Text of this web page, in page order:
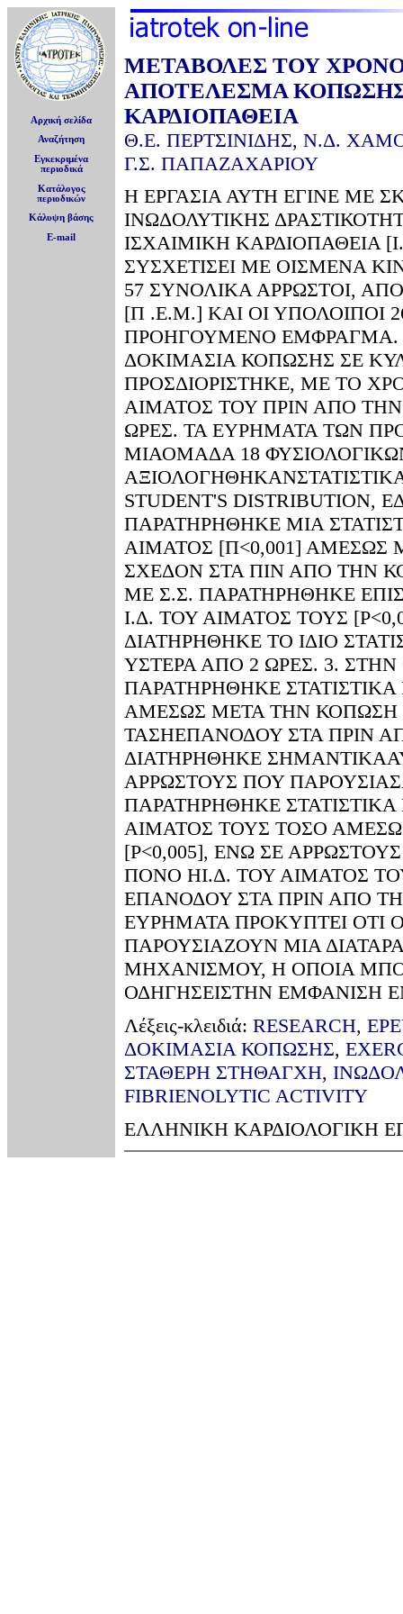
Αρχική σελίδα
Αναζήτηση
Εγκεκριμένα
περιοδικά
Κατάλογος
περιοδικών
Κάλυψη βάσης
E-mail
ΜΕΤΑΒΟΛΕΣ ΤΟΥ
ΑΠΟΤΕΛΕΣΜΑ
ΚΑΡΔΙΟΠΑΘΕΙΑ
Θ.Ε. ΠΕΡΤΣΙΝΙΔΗΣ, Ν.Δ.
Γ.Σ. ΠΑΠΑΖΑΧΑΡΙΟΥ
Η ΕΡΓΑΣΙΑ ΑΥΤΗ ΕΓΙΝΕ ΜΕ
ΙΝΩΔΟΛΥΤΙΚΗΣ
ΙΣΧΑΙΜΙΚΗ ΚΑΡΔΙΟΠΑΘΕΙΑ
ΣΥΣΧΕΤΙΣΕΙ ΜΕ ΟΙΣΜΕΝΑ
57 ΣΥΝΟΛΙΚΑ ΑΡΡΩΣΤΟΙ,
[Π .Ε.Μ.] ΚΑΙ ΟΙ ΥΠΟΛΟΙΠΟΙ
ΠΡΟΗΓΟΥΜΕΝΟ ΕΜΦΡΑΓΜΑ.
ΔΟΚΙΜΑΣΙΑ ΚΟΠΩΣΗΣ ΣΕ
ΠΡΟΣΔΙΟΡΙΣΤΗΚΕ, ΜΕ ΤΟ
ΑΙΜΑΤΟΣ ΤΟΥ ΠΡΙΝ ΑΠΟ
ΩΡΕΣ. ΤΑ ΕΥΡΗΜΑΤΑ ΤΩΝ
ΜΙΑΟΜΑΔΑ 18
STUDENT'S
ΠΑΡΑΤΗΡΗΘΗΚΕ ΜΙΑ
ΑΙΜΑΤΟΣ [Π<0,001]
ΣΧΕΔΟΝ ΣΤΑ ΠΙΝ ΑΠΟ ΤΗΝ
ΜΕ Σ.Σ. ΠΑΡΑΤΗΡΗΘΗΚΕ
Ι.Δ. ΤΟΥ ΑΙΜΑΤΟΣ ΤΟΥΣ
ΔΙΑΤΗΡΗΘΗΚΕ ΤΟ ΙΔΙΟ
ΥΣΤΕΡΑ ΑΠΟ 2 ΩΡΕΣ. 3.
ΠΑΡΑΤΗΡΗΘΗΚΕ
ΑΜΕΣΩΣ ΜΕΤΑ ΤΗΝ ΚΟΠΩΣΗ
ΤΑΣΗΕΠΑΝΟΔΟΥ ΣΤΑ ΠΡΙΝ
ΔΙΑΤΗΡΗΘΗΚΕ
ΑΡΡΩΣΤΟΥΣ ΠΟΥ
ΠΑΡΑΤΗΡΗΘΗΚΕ
ΑΙΜΑΤΟΣ ΤΟΥΣ ΤΟΣΟ
[Ρ<0,005], ΕΝΩ ΣΕ
ΠΟΝΟ ΗΙ.Δ. ΤΟΥ ΑΙΜΑΤΟΣ
ΕΠΑΝΟΔΟΥ ΣΤΑ ΠΡΙΝ ΑΠΟ
ΕΥΡΗΜΑΤΑ ΠΡΟΚΥΠΤΕΙ ΟΤΙ
ΠΑΡΟΥΣΙΑΖΟΥΝ ΜΙΑ
ΜΗΧΑΝΙΣΜΟΥ, Η ΟΠΟΙΑ
ΟΔΗΓΗΣΕΙΣΤΗΝ ΕΜΦΑΝΙΣΗ
Λέξεις-κλειδιά: RESEARCH,
ΔΟΚΙΜΑΣΙΑ ΚΟΠΩΣΗΣ,
ΣΤΑΘΕΡΗ ΣΤΗΘΑΓΧΗ,
FIBRIENOLYTIC ACTIVITY
ΕΛΛΗΝΙΚΗ ΚΑΡΔΙΟΛΟΓΙΚΗ